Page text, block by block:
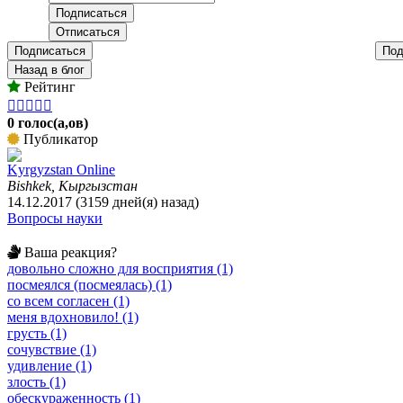
Подписаться
Назад в блог
Рейтинг
    
0 голос(а,ов)
Публикатор
Kyrgyzstan Online
Bishkek, Кыргызстан
14.12.2017 (3159 дней(я) назад)
Вопросы науки
Ваша реакция?
довольно сложно для восприятия (1)
посмеялся (посмеялась) (1)
со всем согласен (1)
меня вдохновило! (1)
грусть (1)
сочувствие (1)
удивление (1)
злость (1)
обескураженность (1)